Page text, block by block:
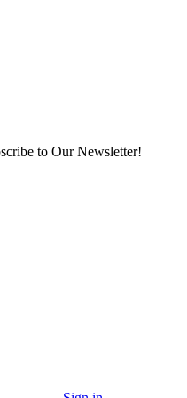
to Our Newsletter!